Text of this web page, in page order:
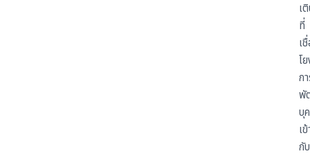
เ
ที่
เ
โ
ก
พั
บุ
เ
กับ